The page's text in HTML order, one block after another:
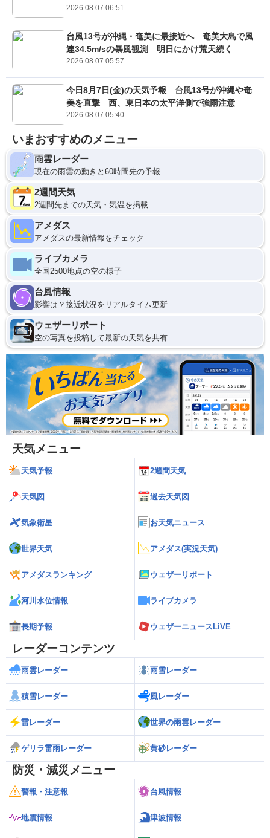
2026.08.07 06:51
台風13号が沖縄・奄美に最接近へ 奄美大島で風
速34.5m/sの暴風観測 明日にかけ荒天続く
2026.08.07 05:57
今日8月7日(金)の天気予報 台風13号が沖縄や奄
美を直撃 西、東日本の太平洋側で強雨注意
2026.08.07 05:40
いまおすすめのメニュー
雨雲レーダー
現在の雨雲の動きと60時間先の予報
2週間天気
2週間先までの天気・気温を掲載
アメダス
アメダスの最新情報をチェック
ライブカメラ
全国2500地点の空の様子
台風情報
影響は？接近状況をリアルタイム更新
ウェザーリポート
空の写真を投稿して最新の天気を共有
天気メニュー
天気予報 2週間天気
天気図 過去天気図
気象衛星 お天気ニュース
世界天気 アメダス(実況天気)
アメダスランキング ウェザーリポート
河川水位情報 ライブカメラ
長期予報 ウェザーニュースLiVE
レーダーコンテンツ
雨雲レーダー 雨雪レーダー
積雪レーダー 風レーダー
雷レーダー 世界の雨雲レーダー
ゲリラ雷雨レーダー 黄砂レーダー
防災・減災メニュー
警報・注意報 台風情報
地震情報 津波情報